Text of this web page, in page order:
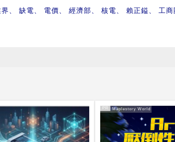
、 缺電、 電價、 經濟部、 核電、 賴正鎰、 工商
PR
PR・Maplestory World